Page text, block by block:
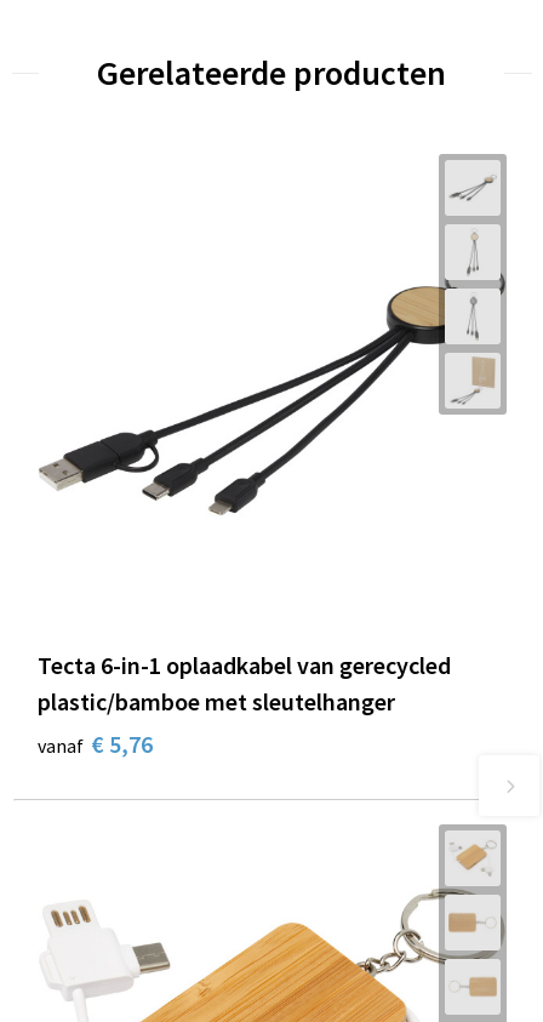
Gerelateerde producten
Tecta 6-in-1 oplaadkabel van gerecycled
plastic/bamboe met sleutelhanger
vanaf € 5,76